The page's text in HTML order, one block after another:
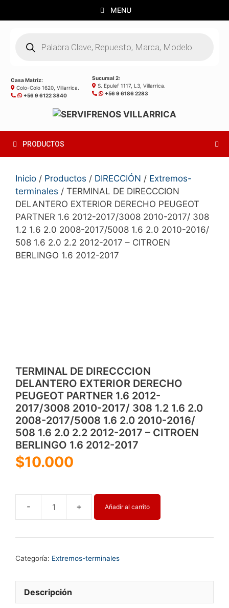
al
MENU
productos
Casa Matríz:
Colo-Colo 1620, Villarrica.
+56 9 6122 3840
Sucursal 2:
S. Epulef 1117, L3, Villarrica.
+56 9 6186 2283
PRODUCTOS
Inicio / Productos / DIRECCIÓN / Extremos-
terminales / TERMINAL DE DIRECCCION
DELANTERO EXTERIOR DERECHO PEUGEOT
PARTNER 1.6 2012-2017/3008 2010-2017/ 308
1.2 1.6 2.0 2008-2017/5008 1.6 2.0 2010-2016/
508 1.6 2.0 2.2 2012-2017 – CITROEN
BERLINGO 1.6 2012-2017
TERMINAL DE DIRECCCION
DELANTERO EXTERIOR DERECHO
PEUGEOT PARTNER 1.6 2012-
2017/3008 2010-2017/ 308 1.2 1.6 2.0
2008-2017/5008 1.6 2.0 2010-2016/
508 1.6 2.0 2.2 2012-2017 – CITROEN
BERLINGO 1.6 2012-2017
$10.000
TERMINAL
DIRECCCION
EXTERIOR
PARTNER
Añadir al carrito
Categoría: Extremos-terminales
Descripción